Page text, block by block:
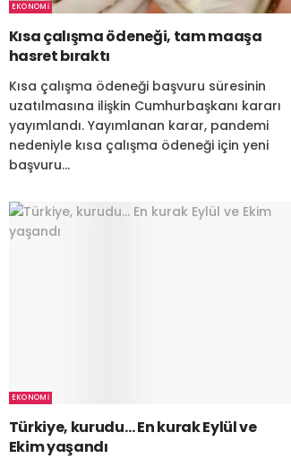
EKONOMI
Kısa çalışma ödeneği, tam maaşa
hasret bıraktı
Kısa çalışma ödeneği başvuru süresinin
uzatılmasına ilişkin Cumhurbaşkanı kararı
yayımlandı. Yayımlanan karar, pandemi
nedeniyle kısa çalışma ödeneği için yeni
başvuru...
EKONOMI
Türkiye, kurudu… En kurak Eylül ve
Ekim yaşandı